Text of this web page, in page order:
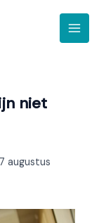
niet
7 augustus